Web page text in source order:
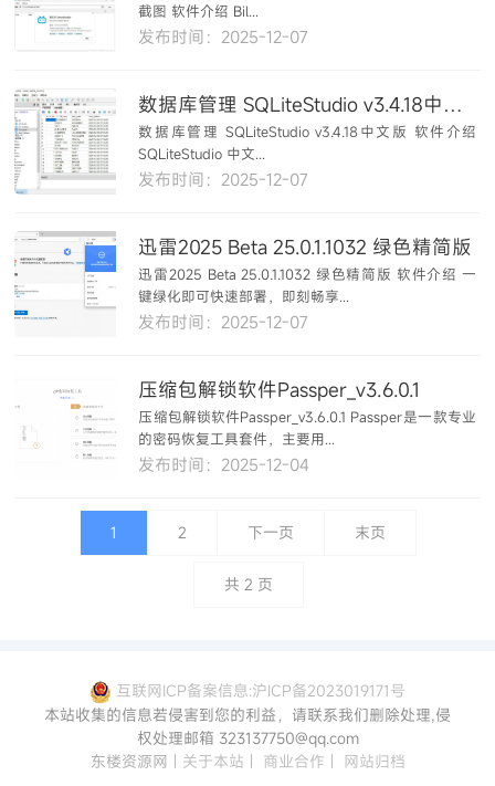
截图 软件介绍 Bil...
发布时间：2025-12-07
数据库管理 SQLiteStudio v3.4.18中文版
数据库管理 SQLiteStudio v3.4.18中文版 软件介绍
SQLiteStudio 中文...
发布时间：2025-12-07
迅雷2025 Beta 25.0.1.1032 绿色精简版
迅雷2025 Beta 25.0.1.1032 绿色精简版 软件介绍 一
键绿化即可快速部署，即刻畅享...
发布时间：2025-12-07
压缩包解锁软件Passper_v3.6.0.1
压缩包解锁软件Passper_v3.6.0.1 Passper是一款专业
的密码恢复工具套件，主要用...
发布时间：2025-12-04
1 2 下一页 末页
共 2 页
互联网ICP备案信息:沪ICP备2023019171号
本站收集的信息若侵害到您的利益，请联系我们删除处理,侵
权处理邮箱 323137750@qq.com
东楼资源网 | 关于本站 | 商业合作 | 网站归档